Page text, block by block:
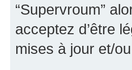
“Supervroum”
acceptez d’être
mises à jour et/